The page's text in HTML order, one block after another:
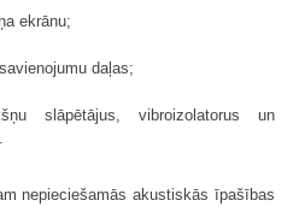
ekrānu;
daļas;
slāpētājus, vibroizolatorus un
nepieciešamās akustiskās īpašības